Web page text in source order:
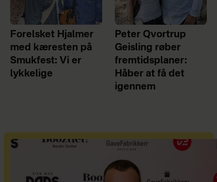
Forelsket Hjalmer
med kæresten på
Smukfest: Vi er
lykkelige
Peter Qvortrup
Geisling røber
fremtidsplaner:
Håber at få det
igennem